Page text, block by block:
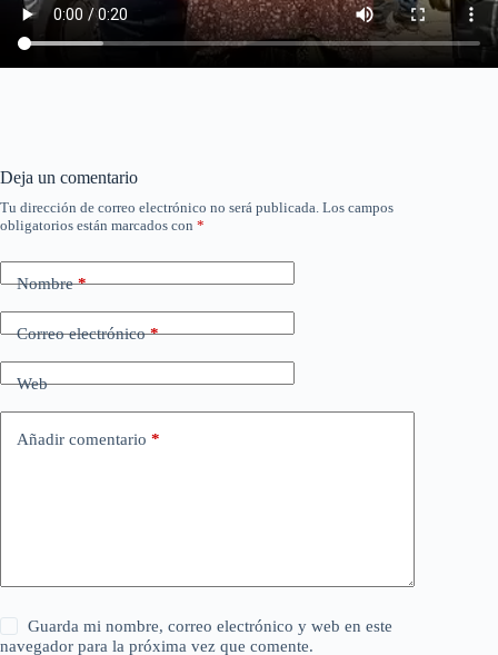
Deja un comentario
Tu dirección de correo electrónico no será publicada. Los campos
obligatorios están marcados con *
Nombre*
Correo electrónico*
Web
Añadir comentario *
Guarda mi nombre, correo electrónico y web en este
navegador para la próxima vez que comente.